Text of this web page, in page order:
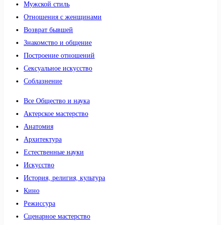
Мужской стиль
Отношения с женщинами
Возврат бывшей
Знакомство и общение
Построение отношений
Сексуальное искусство
Соблазнение
Все Общество и наука
Актерское мастерство
Анатомия
Архитектура
Естественные науки
Искусство
История, религия, культура
Кино
Режиссура
Сценарное мастерство